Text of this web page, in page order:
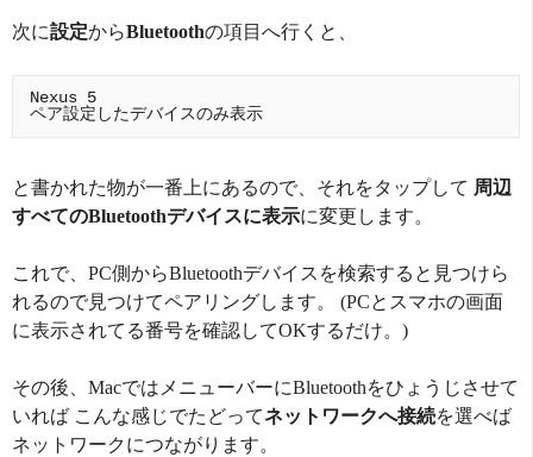
次に設定からBluetoothの項目へ行くと、
Nexus 5
と書かれた物が一番上にあるので、それをタップして 周辺
すべてのBluetoothデバイスに表示に変更します。
これで、PC側からBluetoothデバイスを検索すると見つけら
れるので見つけてペアリングします。 (PCとスマホの画面
に表示されてる番号を確認してOKするだけ。)
その後、MacではメニューバーにBluetoothをひょうじさせて
いれば こんな感じでたどってネットワークへ接続を選べば
ネットワークにつながります。